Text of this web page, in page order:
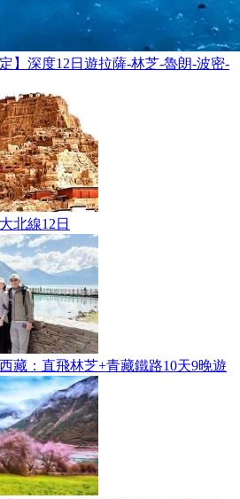
】深度12日遊拉薩-林芝-魯朗-波密-
北線12日
藏：直飛林芝+青藏鐵路10天9晚遊